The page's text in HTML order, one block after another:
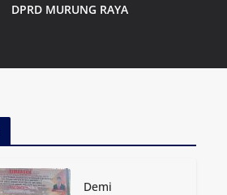
DPRD MURUNG RAYA
Demi